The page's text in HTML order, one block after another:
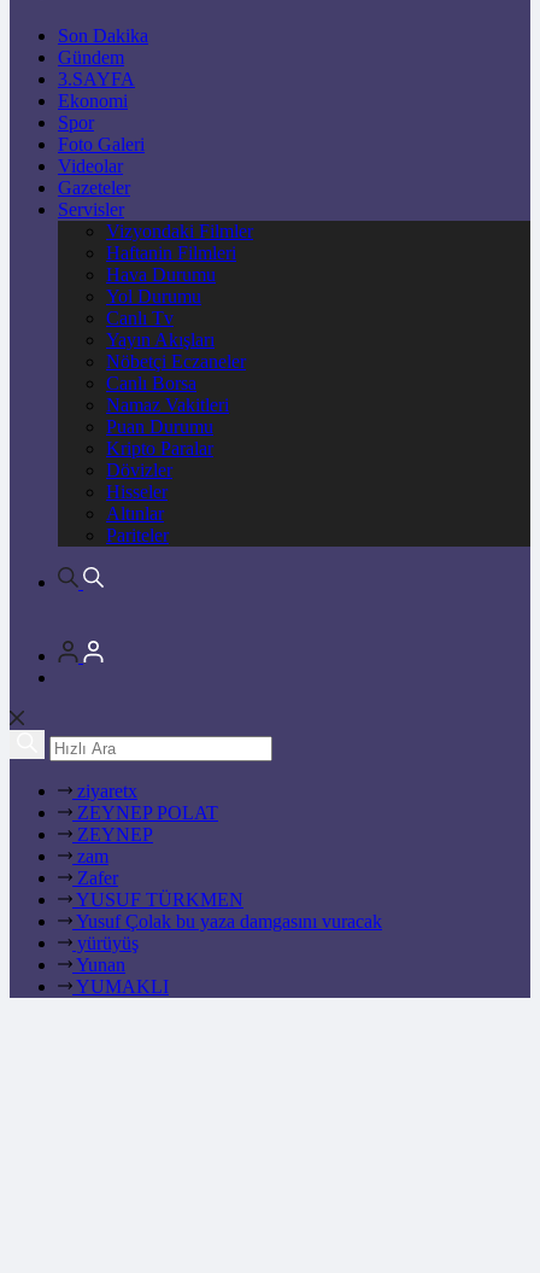
Son Dakika
Gündem
3.SAYFA
Ekonomi
Spor
Foto Galeri
Videolar
Gazeteler
Servisler
Vizyondaki Filmler
Haftanin Filmleri
Hava Durumu
Yol Durumu
Canlı Tv
Yayın Akışları
Nöbetçi Eczaneler
Canlı Borsa
Namaz Vakitleri
Puan Durumu
Kripto Paralar
Dövizler
Hisseler
Altınlar
Pariteler
ziyaretx
ZEYNEP POLAT
ZEYNEP
zam
Zafer
YUSUF TÜRKMEN
Yusuf Çolak bu yaza damgasını vuracak
yürüyüş
Yunan
YUMAKLI